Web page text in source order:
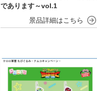
であります～vol.1